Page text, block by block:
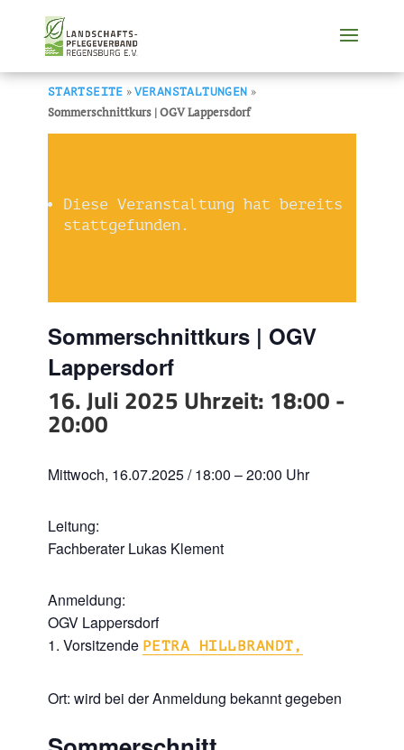
STARTSEITE » VERANSTALTUNGEN »
Sommerschnittkurs | OGV Lappersdorf
Diese Veranstaltung hat bereits
stattgefunden.
Sommerschnittkurs | OGV
Lappersdorf
16. Juli 2025 Uhrzeit: 18:00 -
20:00
Mittwoch, 16.07.2025 / 18:00 – 20:00 Uhr
Leitung:
Fachberater Lukas Klement
Anmeldung:
OGV Lappersdorf
1. Vorsitzende PETRA HILLBRANDT,
Ort: wird bei der Anmeldung bekannt gegeben